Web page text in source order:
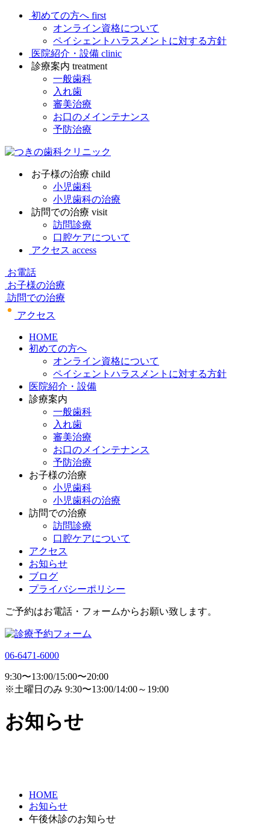
初めての方へ first
オンライン資格について
ペイシェントハラスメントに対する方針
医院紹介・設備 clinic
診療案内 treatment
一般歯科
入れ歯
審美治療
お口のメインテナンス
予防治療
お子様の治療 child
小児歯科
小児歯科の治療
訪問での治療 visit
訪問診療
口腔ケアについて
アクセス access
お電話
お子様の治療
訪問での治療
アクセス
HOME
初めての方へ
オンライン資格について
ペイシェントハラスメントに対する方針
医院紹介・設備
診療案内
一般歯科
入れ歯
審美治療
お口のメインテナンス
予防治療
お子様の治療
小児歯科
小児歯科の治療
訪問での治療
訪問診療
口腔ケアについて
アクセス
お知らせ
ブログ
プライバシーポリシー
ご予約はお電話・フォームからお願い致します。
06-6471-6000
9:30〜13:00/15:00〜20:00
※土曜日のみ 9:30〜13:00/14:00～19:00
お知らせ
HOME
お知らせ
午後休診のお知らせ